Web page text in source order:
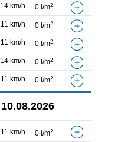
14 km/h 0 l/m2
11 km/h 0 l/m2
11 km/h 0 l/m2
14 km/h 0 l/m2
11 km/h 0 l/m2
10.08.2026
11 km/h 0 l/m2